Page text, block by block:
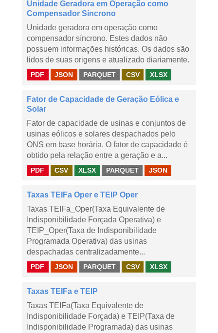
Unidade Geradora em Operação como
Compensador Síncrono
Unidade geradora em operação como
compensador síncrono. Estes dados não
possuem informações históricas. Os dados são
lidos de suas origens e atualizado diariamente.
PDF JSON PARQUET CSV XLSX
Fator de Capacidade de Geração Eólica e
Solar
Fator de capacidade de usinas e conjuntos de
usinas eólicos e solares despachados pelo
ONS em base horária. O fator de capacidade é
obtido pela relação entre a geração e a...
PDF CSV XLSX PARQUET JSON
Taxas TEIFa Oper e TEIP Oper
Taxas TEIFa_Oper(Taxa Equivalente de
Indisponibilidade Forçada Operativa) e
TEIP_Oper(Taxa de Indisponibilidade
Programada Operativa) das usinas
despachadas centralizadamente...
PDF JSON PARQUET CSV XLSX
Taxas TEIFa e TEIP
Taxas TEIFa(Taxa Equivalente de
Indisponibilidade Forçada) e TEIP(Taxa de
Indisponibilidade Programada) das usinas